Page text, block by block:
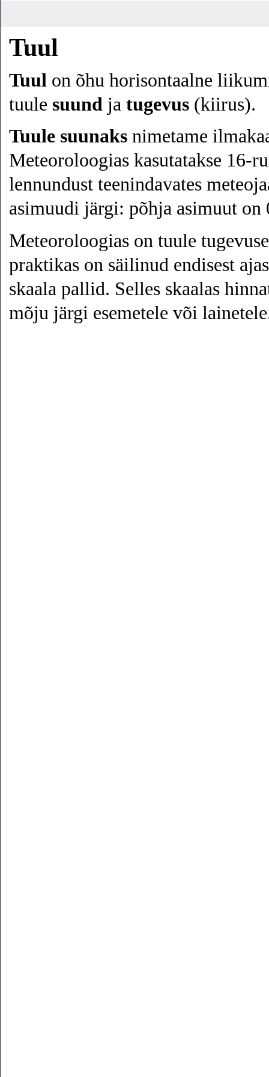
Tuul
Tuul on õhu horisontaalne
tuule suund ja tugevus(kiirus).
Tuule suunaksnimetame
Meteoroloogias kasutatakse 16-
lennundust teenindavates
asimuudi järgi: põhja asimuut on
Meteoroloogias on tuule
praktikas on säilinud endisest
skaala pallid. Selles skaalas
mõju järgi esemetele või